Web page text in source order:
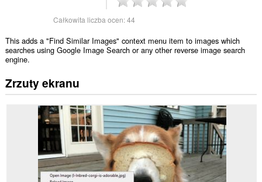
Całkowita liczba ocen:44
This adds a "Find Similar Images" context menu item to images which
searches using Google Image Search or any other reverse image search
engine.
Zrzuty ekranu